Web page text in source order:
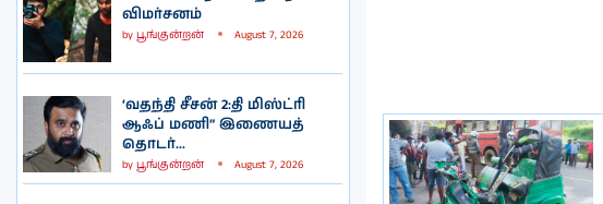
விமர்சனம்
by பூங்குன்றன் August 7, 2026
‘வதந்தி சீசன் 2:தி மிஸ்ட்ரி
ஆஃப் மணி” இணையத்
தொடர்...
by பூங்குன்றன் August 7, 2026